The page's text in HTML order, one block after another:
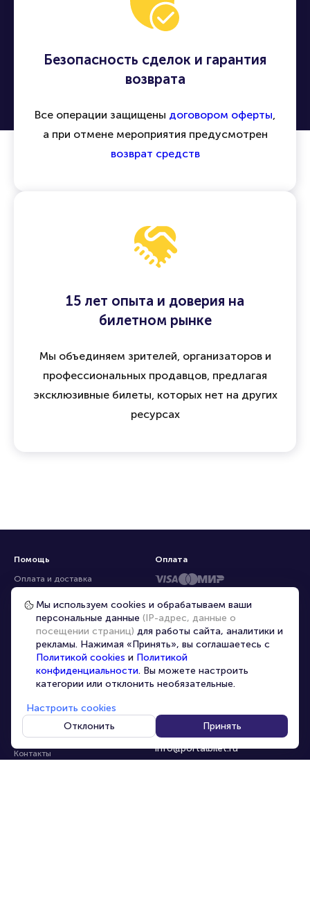
Безопасность сделок и гарантия
возврата
Все операции защищены договором оферты,
а при отмене мероприятия предусмотрен
возврат средств
15 лет опыта и доверия на
билетном рынке
Мы объединяем зрителей, организаторов и
профессиональных продавцов, предлагая
эксклюзивные билеты, которых нет на других
ресурсах
Помощь
Оплата и доставка
Частые вопросы
Перепродажа билетов
Организаторам
Корпоративным клиентам
VIP-билеты
Персональные данные
О компании
Контакты
8-800-500-42-62
8-499-226-15-14
info@portalbilet.ru
С 10:00 до 21:00,
Оплата
Мы используем cookies и обрабатываем ваши
персональные данные (IP-адрес, данные о
посещении страниц) для работы сайта, аналитики и
рекламы. Нажимая «Принять», вы соглашаетесь с
Политикой cookies и Политикой
конфиденциальности. Вы можете настроить
категории или отклонить необязательные.
Настроить cookies
Отклонить
Принять